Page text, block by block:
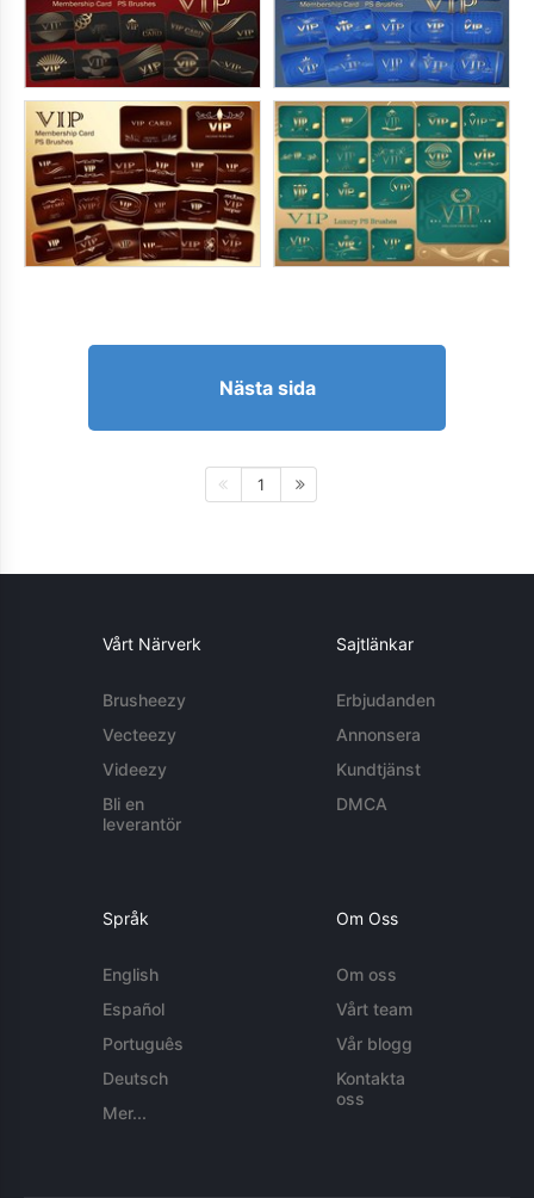
Nästa sida
1
Vårt Närverk
Brusheezy
Vecteezy
Videezy
Bli en
leverantör
Sajtlänkar
Erbjudanden
Annonsera
Kundtjänst
DMCA
Språk
English
Español
Português
Deutsch
Mer...
Om Oss
Om oss
Vårt team
Vår blogg
Kontakta
oss